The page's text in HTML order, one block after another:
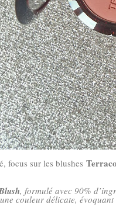
focus sur les blushes
, formulé avec 90%
couleur délicate,